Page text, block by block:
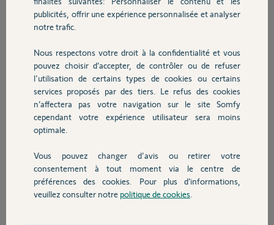
Domotique
Chauffage
Autres produits
Devis avec un pro
Contact
Participer au fil de discussion
Réponses
Bonjour
avez vous essayé de le réinitialiser et de lui refaire un cycle d'auto
apprentissage ?
Philippe H.
publicités, offrir une expérience personnalisée et analyser
notre trafic.
Nous respectons votre droit à la confidentialité et vous
pouvez choisir d’accepter, de contrôler ou de refuser
l'utilisation de certains types de cookies ou certains
services proposés par des tiers. Le refus des cookies
n’affectera pas votre navigation sur le site Somfy
cependant votre expérience utilisateur sera moins
optimale.
Vous pouvez changer d'avis ou retirer votre
consentement à tout moment via le centre de
préférences des cookies. Pour plus d’informations,
veuillez consulter notre politique de cookies